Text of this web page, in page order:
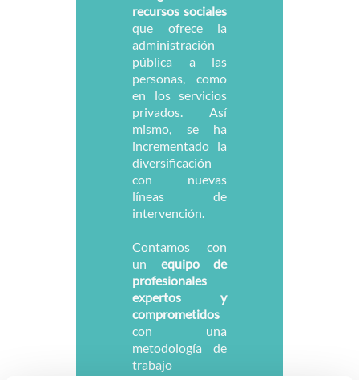
recursos sociales
que ofrece la
administración
pública a las
personas, como
en los servicios
privados. Así
mismo, se ha
incrementado la
diversificación
con nuevas
líneas de
intervención.
Contamos con
un equipo de
profesionales
expertos y
comprometidos
con una
metodología de
trabajo